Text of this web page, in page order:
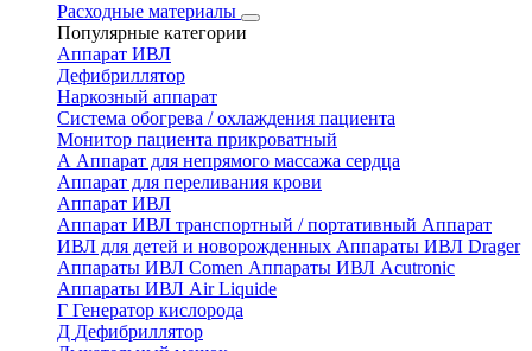
Расходные материалы
Популярные категории
Аппарат ИВЛ
Дефибриллятор
Наркозный аппарат
Система обогрева / охлаждения пациента
Монитор пациента прикроватный
А Аппарат для непрямого массажа сердца
Аппарат для переливания крови
Аппарат ИВЛ
Аппарат ИВЛ транспортный / портативный Аппарат
ИВЛ для детей и новорожденных Аппараты ИВЛ Drager
Аппараты ИВЛ Comen Аппараты ИВЛ Acutronic
Аппараты ИВЛ Air Liquide
Г Генератор кислорода
Д Дефибриллятор